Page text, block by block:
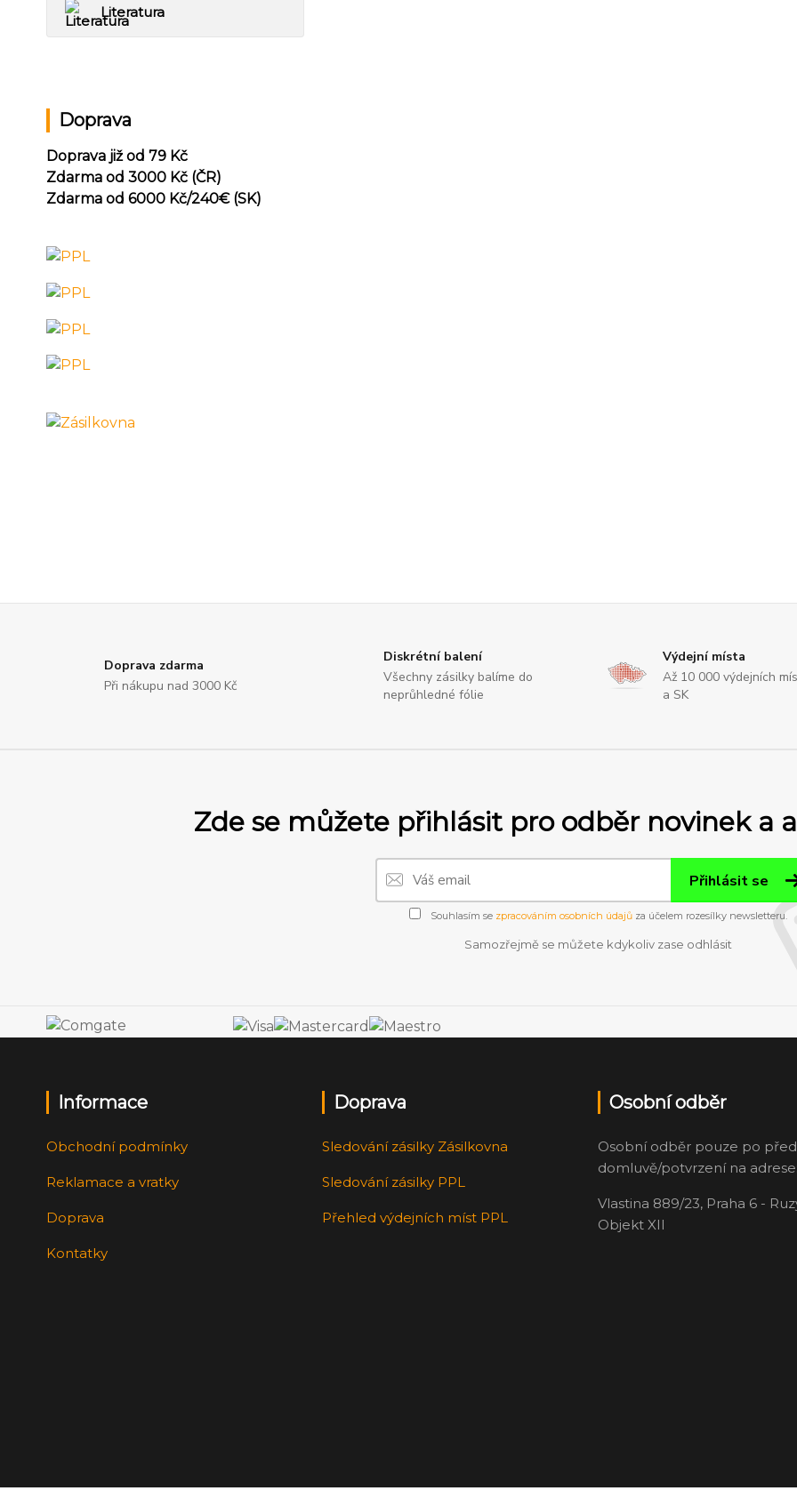
Literatura
Doprava
Doprava již od 79 Kč
Zdarma od 3000 Kč (ČR)
Zdarma od 6000 Kč/240€ (SK)
Doprava zdarma
Při nákupu nad 3000 Kč
Diskrétní balení
Všechny zásilky balíme do
neprůhledné fólie
Výdejní místa
Až 10 000 výdejních
a SK
Zde se můžete přihlásit pro odběr novinek a
Přihlásit se
Souhlasím se zpracováním osobních údajůza účelem rozesílky newsletteru.
Samozřejmě se můžete kdykoliv zase odhlásit
Informace
Obchodní podmínky
Reklamace a vratky
Doprava
Kontatky
Doprava
Sledování zásilky Zásilkovna
Sledování zásilky PPL
Přehled výdejních míst PPL
Osobní odběr
Osobní odběr pouze po
domluvě/potvrzení na adrese:
Vlastina 889/23, Praha 6 -
Objekt XII